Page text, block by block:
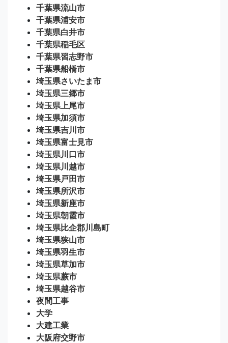
千葉県流山市
千葉県浦安市
千葉県白井市
千葉県稲毛区
千葉県習志野市
千葉県船橋市
埼玉県さいたま市
埼玉県三郷市
埼玉県上尾市
埼玉県加須市
埼玉県吉川市
埼玉県富士見市
埼玉県川口市
埼玉県川越市
埼玉県戸田市
埼玉県所沢市
埼玉県新座市
埼玉県朝霞市
埼玉県比企郡川島町
埼玉県狭山市
埼玉県羽生市
埼玉県草加市
埼玉県蕨市
埼玉県越谷市
夜間工事
大学
大建工業
大阪府交野市